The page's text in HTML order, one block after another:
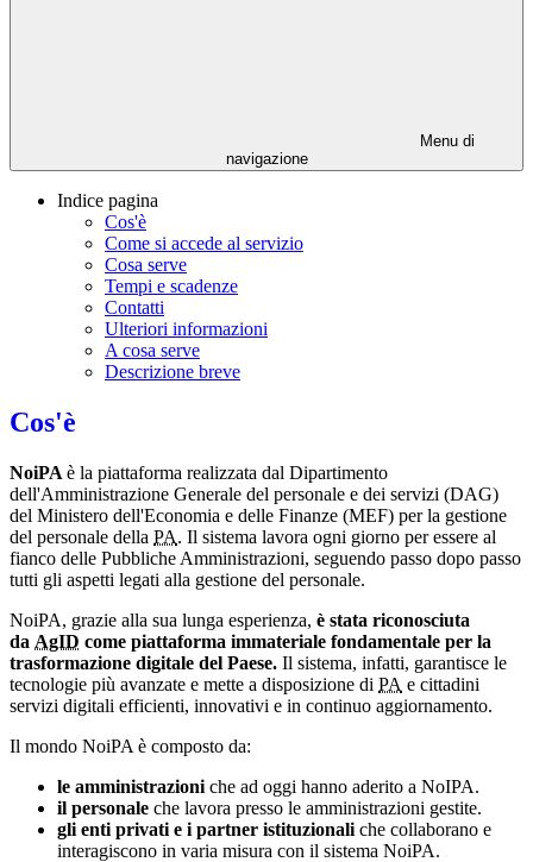
Menu di
navigazione
Indice pagina
Cos'è
Come si accede al servizio
Cosa serve
Tempi e scadenze
Contatti
Ulteriori informazioni
A cosa serve
Descrizione breve
Cos'è
NoiPA è la piattaforma realizzata dal Dipartimento
dell'Amministrazione Generale del personale e dei servizi (DAG)
del Ministero dell'Economia e delle Finanze (MEF) per la gestione
del personale della PA. Il sistema lavora ogni giorno per essere al
fianco delle Pubbliche Amministrazioni, seguendo passo dopo passo
tutti gli aspetti legati alla gestione del personale.
NoiPA, grazie alla sua lunga esperienza, è stata riconosciuta
da AgID come piattaforma immateriale fondamentale per la
trasformazione digitale del Paese. Il sistema, infatti, garantisce le
tecnologie più avanzate e mette a disposizione di PA e cittadini
servizi digitali efficienti, innovativi e in continuo aggiornamento.
Il mondo NoiPA è composto da:
le amministrazioni che ad oggi hanno aderito a NoIPA.
il personale che lavora presso le amministrazioni gestite.
gli enti privati e i partner istituzionali che collaborano e
interagiscono in varia misura con il sistema NoiPA.